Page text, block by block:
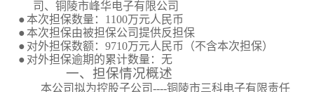
司、铜陵市峰华电子有限公司
● 本次担保数量： 1100万元人民币
● 本次担保由被担保公司提供反担保
● 对外担保数额：9710万元人民币（不含本次担保）
● 对外担保逾期的累计数量：无
一、担保情况概述
本公司拟为控股子公司----铜陵市三科电子有限责任